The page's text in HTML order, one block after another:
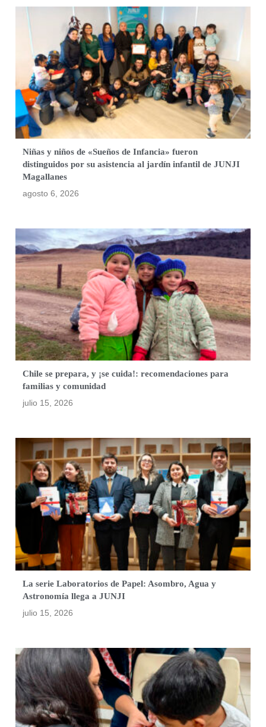
Niñas y niños de «Sueños de Infancia» fueron
distinguidos por su asistencia al jardín infantil de JUNJI
Magallanes
agosto 6, 2026
Chile se prepara, y ¡se cuida!: recomendaciones para
familias y comunidad
julio 15, 2026
La serie Laboratorios de Papel: Asombro, Agua y
Astronomía llega a JUNJI
julio 15, 2026